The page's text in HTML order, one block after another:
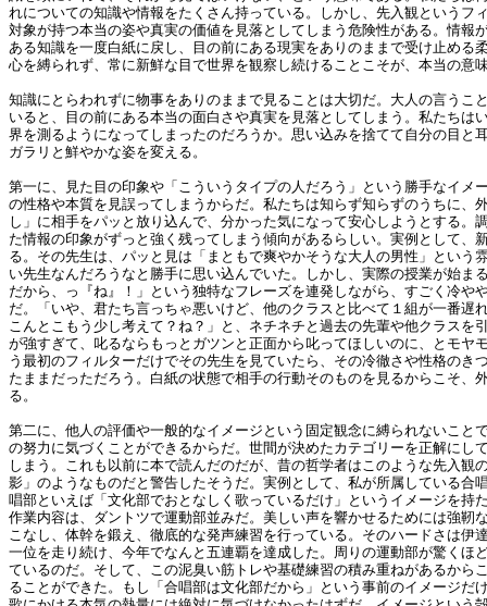
れについての知識や情報をたくさん持っている。しかし、先入観というフ
対象が持つ本当の姿や真実の価値を見落としてしまう危険性がある。情報
ある知識を一度白紙に戻し、目の前にある現実をありのままで受け止める
心を縛られず、常に新鮮な目で世界を観察し続けることこそが、本当の意
知識にとらわれずに物事をありのままで見ることは大切だ。大人の言うこ
いると、目の前にある本当の面白さや真実を見落としてしまう。私たちは
界を測るようになってしまったのだろうか。思い込みを捨てて自分の目と
ガラリと鮮やかな姿を変える。
第一に、見た目の印象や「こういうタイプの人だろう」という勝手なイメ
の性格や本質を見誤ってしまうからだ。私たちは知らず知らずのうちに、
し」に相手をパッと放り込んで、分かった気になって安心しようとする。
た情報の印象がずっと強く残ってしまう傾向があるらしい。実例として、
る。その先生は、パッと見は「まともで爽やかそうな大人の男性」という
い先生なんだろうなと勝手に思い込んでいた。しかし、実際の授業が始ま
だから、っ『ね』！」という独特なフレーズを連発しながら、すごく冷や
だ。「いや、君たち言っちゃ悪いけど、他のクラスと比べて１組が一番遅
こんとこもう少し考えて？ね？」と、ネチネチと過去の先輩や他クラスを
が強すぎて、叱るならもっとガツンと正面から叱ってほしいのに、とモヤ
う最初のフィルターだけでその先生を見ていたら、その冷徹さや性格のき
たままだっただろう。白紙の状態で相手の行動そのものを見るからこそ、
る。
第二に、他人の評価や一般的なイメージという固定観念に縛られないこと
の努力に気づくことができるからだ。世間が決めたカテゴリーを正解にし
しまう。これも以前に本で読んだのだが、昔の哲学者はこのような先入観
影」のようなものだと警告したそうだ。実例として、私が所属している合
唱部といえば「文化部でおとなしく歌っているだけ」というイメージを持
作業内容は、ダントツで運動部並みだ。美しい声を響かせるためには強靭
こなし、体幹を鍛え、徹底的な発声練習を行っている。そのハードさは伊
一位を走り続け、今年でなんと五連覇を達成した。周りの運動部が驚くほ
ているのだ。そして、この泥臭い筋トレや基礎練習の積み重ねがあるから
ることができた。もし「合唱部は文化部だから」という事前のイメージだ